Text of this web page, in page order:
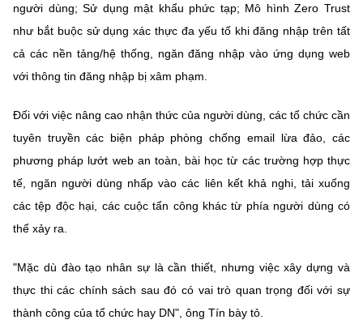
người dùng; Sử dụng mật khẩu phức tạp; Mô hình Zero Trust
như bắt buộc sử dụng xác thực đa yếu tố khi đăng nhập trên tất
cả các nền tảng/hệ thống, ngăn đăng nhập vào ứng dụng web
với thông tin đăng nhập bị xâm phạm.
Đối với việc nâng cao nhận thức của người dùng, các tổ chức cần
tuyên truyền các biện pháp phòng chống email lừa đảo, các
phương pháp lướt web an toàn, bài học từ các trường hợp thực
tế, ngăn người dùng nhấp vào các liên kết khả nghi, tải xuống
các tệp độc hại, các cuộc tấn công khác từ phía người dùng có
thể xảy ra.
"Mặc dù đào tạo nhân sự là cần thiết, nhưng việc xây dựng và
thực thi các chính sách sau đó có vai trò quan trọng đối với sự
thành công của tổ chức hay DN", ông Tín bày tỏ.